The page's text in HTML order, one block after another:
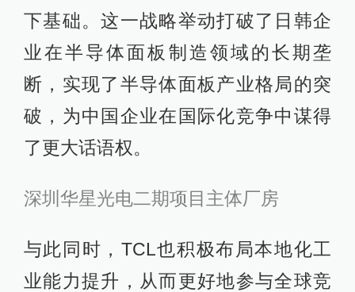
下基础。这一战略举动打破了日韩企
业在半导体面板制造领域的长期垄
断，实现了半导体面板产业格局的突
破，为中国企业在国际化竞争中谋得
了更大话语权。
深圳华星光电二期项目主体厂房
与此同时，TCL也积极布局本地化工
业能力提升，从而更好地参与全球竞